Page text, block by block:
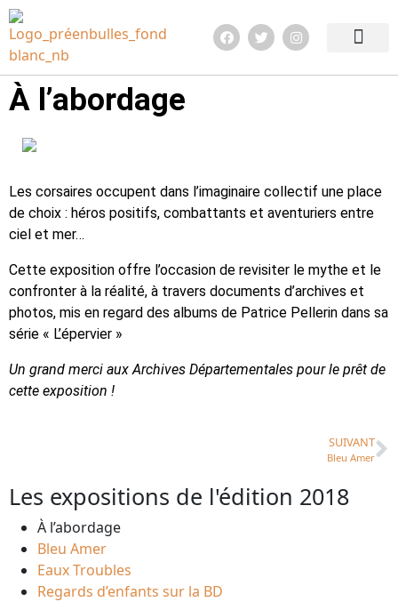
À l’abordage
Les corsaires occupent dans l’imaginaire collectif une place
de choix : héros positifs, combattants et aventuriers entre
ciel et mer…
Cette exposition offre l’occasion de revisiter le mythe et le
confronter à la réalité, à travers documents d’archives et
photos, mis en regard des albums de Patrice Pellerin dans sa
série « L’épervier »
Un grand merci aux Archives Départementales pour le prêt de
cette exposition !
SUIVANT
Bleu Amer
Les expositions de l'édition 2018
À l’abordage
Bleu Amer
Eaux Troubles
Regards d’enfants sur la BD